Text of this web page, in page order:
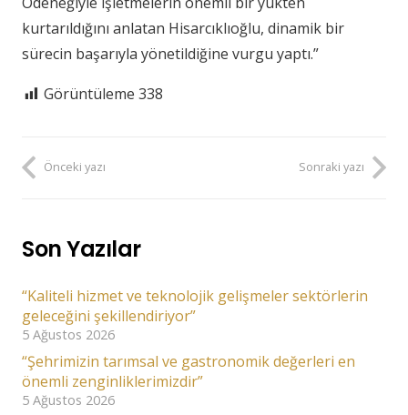
kurtarıldığını anlatan Hisarcıklıoğlu, dinamik bir
sürecin başarıyla yönetildiğine vurgu yaptı.”
Görüntüleme 338
Önceki yazı Sonraki yazı
Son Yazılar
“Kaliteli hizmet ve teknolojik gelişmeler sektörlerin
geleceğini şekillendiriyor”
5 Ağustos 2026
“Şehrimizin tarımsal ve gastronomik değerleri en
önemli zenginliklerimizdir”
5 Ağustos 2026